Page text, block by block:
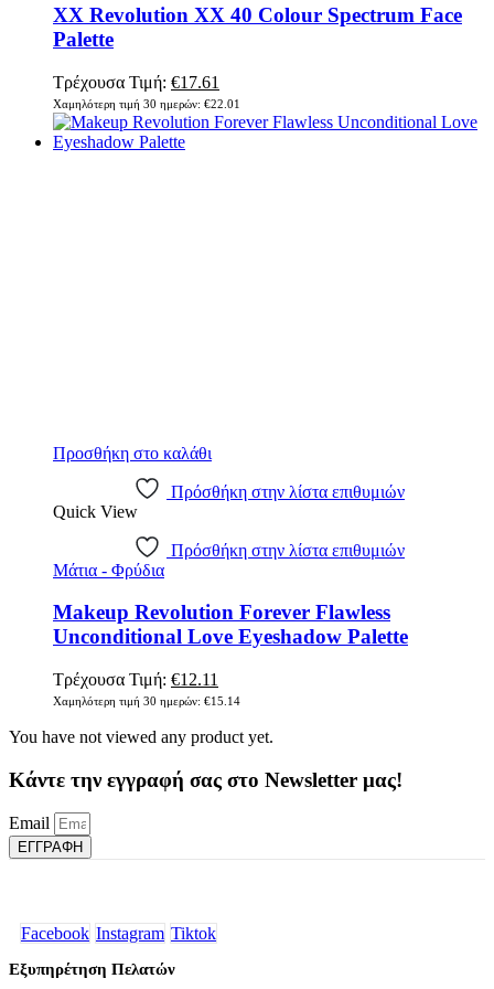
XX Revolution XX 40 Colour Spectrum Face
Palette
Τρέχουσα Τιμή: Original
price
was:
€22.01.
€17.61
τρέχουσα
τιμή
Χαμηλότερη τιμή 30 ημερών: €22.01
Προσθήκη στο καλάθι
Πρόσθήκη στην λίστα επιθυμιών
Quick View
Πρόσθήκη στην λίστα επιθυμιών
Μάτια - Φρύδια
Makeup Revolution Forever Flawless
Unconditional Love Eyeshadow Palette
Τρέχουσα Τιμή: Original
price
€15.14.
€12.11
τρέχουσα
είναι:
Χαμηλότερη τιμή 30 ημερών: €15.14
You have not viewed any product yet.
Κάντε την εγγραφή σας στο Newsletter μας!
Email
ΕΓΓΡΑΦΗ
Facebook Instagram Tiktok
Εξυπηρέτηση Πελατών